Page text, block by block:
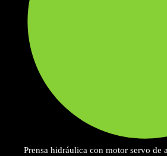
Prensa hidráulica con motor servo de